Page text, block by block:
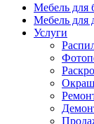
Мебель для
Мебель для
Услуги